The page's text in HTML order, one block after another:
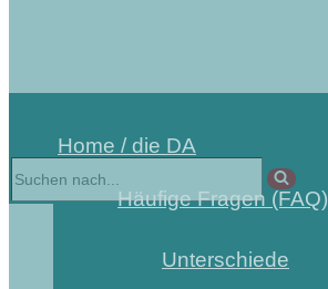
Home / die DA
Häufige Fragen (FAQ)
Unterschiede